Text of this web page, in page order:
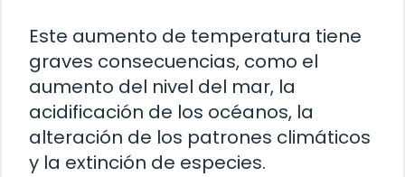
Este aumento de temperatura tiene
graves consecuencias, como el
aumento del nivel del mar, la
acidificación de los océanos, la
alteración de los patrones climáticos
y la extinción de especies.